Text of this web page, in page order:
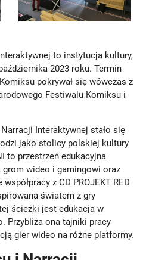
to instytucja kultury,
2023 roku. Termin
pokrywał się wówczas z
Festiwalu Komiksu i
Interaktywnej stało się
jako stolicy polskiej kultury
to przestrzeń edukacyjna
wideo i gamingowi oraz
z CD PROJEKT RED
światem z gry
ścieżki jest edukacja w
Przybliża ona tajniki pracy
gier wideo na różne platformy.